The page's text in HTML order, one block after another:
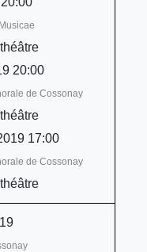
20:00
de Cossonay
17:00
de Cossonay